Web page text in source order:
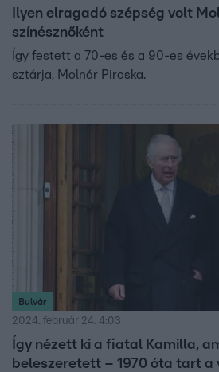
Ilyen elragadó szépség volt
színésznőként
Így festett a 70-es és a 90-es
sztárja, Molnár Piroska.
Bulvár
2024. február 24. 4:03
Így nézett ki a fiatal Kamilla,
beleszeretett – 1970 óta tart a